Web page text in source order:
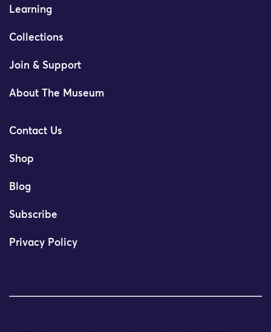
Learning
Collections
Join & Support
About The Museum
Contact Us
Shop
Blog
Subscribe
Privacy Policy